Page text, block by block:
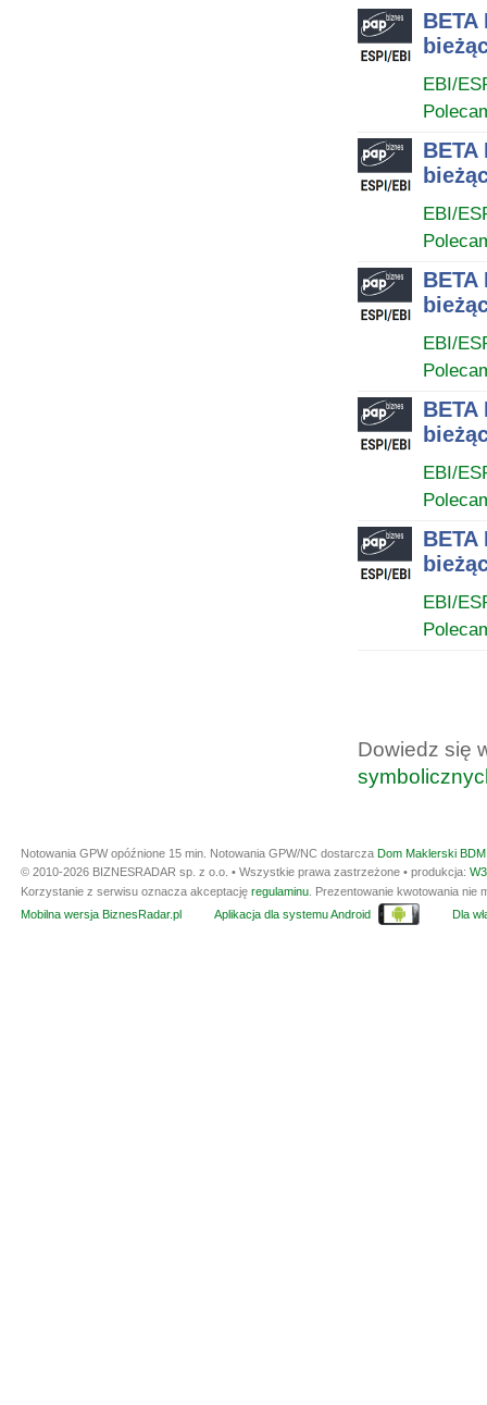
BETA
EBI/
BETA
EBI/
BETA
EBI/
BETA
EBI/
BETA
EBI/
Dowiedz się
Notowania GPW opóźnione 15 min. Notowania GPW/NC dostarcza Dom Maklerski
© 2010-2026 BIZNESRADAR sp. z o.o. • Wszystkie prawa zastrzeżone • produkcja:
Korzystanie z serwisu oznacza akceptację regulaminu. Prezentowanie kwotowania nie
Mobilna wersja BiznesRadar.pl
Aplikacja dla systemu Android Dla